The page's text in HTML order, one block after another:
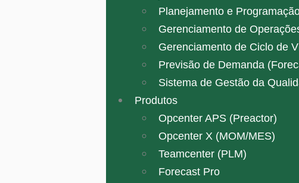
Planejamento e
Gerenciamento de
Gerenciamento de Ciclo de
Previsão de Demanda
Sistema de Gestão da
Produtos
Opcenter APS (Preactor)
Opcenter X (MOM/MES)
Teamcenter (PLM)
Forecast Pro